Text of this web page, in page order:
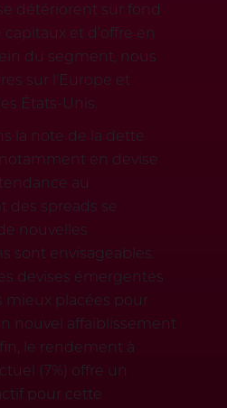
détériorent sur fond
et d’offre en
du segment, nous
sur l’Europe et
États-Unis.
la note de la dette
en devise
au
des spreads se
nouvelles
sont envisageables.
devises émergentes
mieux placées pour
nouvel affaiblissement
le rendement à
(7%) offre un
pour cette